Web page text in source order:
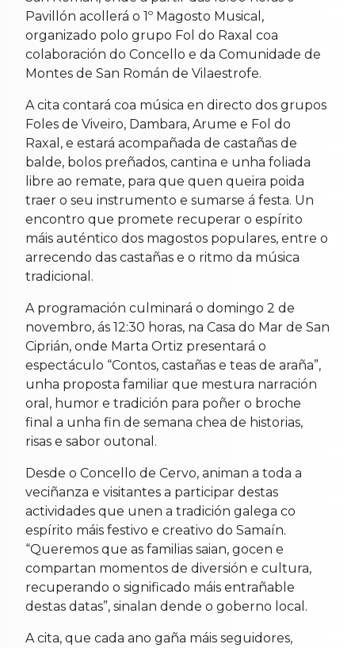
Pavillón acollerá o 1º Magosto Musical,
organizado polo grupo Fol do Raxal coa
colaboración do Concello e da Comunidade de
Montes de San Román de Vilaestrofe.
A cita contará coa música en directo dos grupos
Foles de Viveiro, Dambara, Arume e Fol do
Raxal, e estará acompañada de castañas de
balde, bolos preñados, cantina e unha foliada
libre ao remate, para que quen queira poida
traer o seu instrumento e sumarse á festa. Un
encontro que promete recuperar o espírito
máis auténtico dos magostos populares, entre o
arrecendo das castañas e o ritmo da música
tradicional.
A programación culminará o domingo 2 de
novembro, ás 12:30 horas, na Casa do Mar de San
Ciprián, onde Marta Ortiz presentará o
espectáculo “Contos, castañas e teas de araña”,
unha proposta familiar que mestura narración
oral, humor e tradición para poñer o broche
final a unha fin de semana chea de historias,
risas e sabor outonal.
Desde o Concello de Cervo, animan a toda a
veciñanza e visitantes a participar destas
actividades que unen a tradición galega co
espírito máis festivo e creativo do Samaín.
“Queremos que as familias saian, gocen e
compartan momentos de diversión e cultura,
recuperando o significado máis entrañable
destas datas”, sinalan dende o goberno local.
A cita, que cada ano gaña máis seguidores,